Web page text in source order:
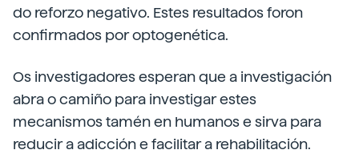
do reforzo negativo. Estes resultados foron
confirmados por optogenética.
Os investigadores esperan que a investigación
abra o camiño para investigar estes
mecanismos tamén en humanos e sirva para
reducir a adicción e facilitar a rehabilitación.